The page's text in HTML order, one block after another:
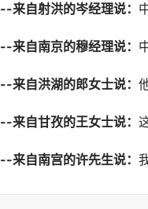
--来自射洪的岑经理说：
--来自南京的穆经理说：
--来自洪湖的郎女士说：
--来自甘孜的王女士说：
--来自南宫的许先生说：